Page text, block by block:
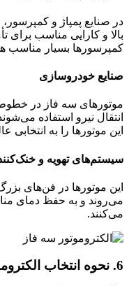
در صنایع پمپاژ و
بالا و کارایی مناسب برای
کمپرسورها بسیار مناسب
صنایع خودروسازی
موتورهای سه فاز در
انتقال نیرو استفاده
این موتورها را به
سیستم‌های تهویه و
این موتورها در فن‌های
می‌روند و به حفظ دمای
می‌کنند.
6. نحوه انتخاب الکتروموتور سه فاز